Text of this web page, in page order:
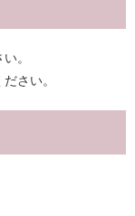
。
さい。